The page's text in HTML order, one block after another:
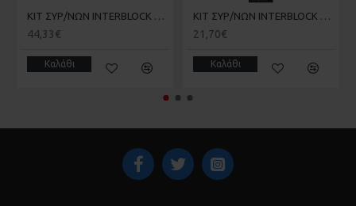
ΚΙΤ ΣΥΡ/ΝΩΝ INTERBLOCK EVO D4 4ΣΗΜΕΙΩΝ ΠΟΡΤΑΣ ΓΙΑ ΟΛΕΣ ΤΙΣ ΣΕΙΡΕΣ ΑΛΟΥΜΙΝΙΟΥ
44,33€
Καλάθι
ΚΙΤ ΣΥΡ/ΝΩΝ INTERBLOCK EVO W2 2ΣΗΜΕΙΩΝ ΠΑΡΑΘΥΡΟΥ ΓΙΑ ΟΛΕΣ ΤΙΣ ΣΕΙΡΕΣ ΑΛΟΥΜΙΝΙΟΥ
21,70€
Καλάθι